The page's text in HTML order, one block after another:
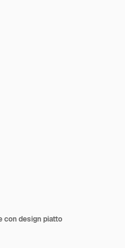
con design piatto